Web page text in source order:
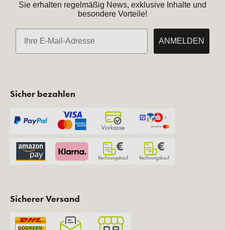
Sie erhalten regelmäßig News, exklusive Inhalte und
besondere Vorteile!
E-Mail
ANMELDEN
Sicher bezahlen
Sicherer Versand